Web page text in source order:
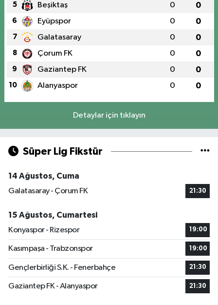
5 Beşiktaş 0 0
6 Eyüpspor 0 0
7 Galatasaray 0 0
8 Çorum FK 0 0
9 Gaziantep FK 0 0
10 Alanyaspor 0 0
Detaylar için tıklayın
Süper Lig Fikstür
14 Ağustos, Cuma
Galatasaray - Çorum FK
21:30
15 Ağustos, Cumartesi
Konyaspor - Rizespor
19:00
Kasımpaşa - Trabzonspor 19:00
Gençlerbirliği S.K. - Fenerbahçe 21:30
Gaziantep FK - Alanyaspor 21:30